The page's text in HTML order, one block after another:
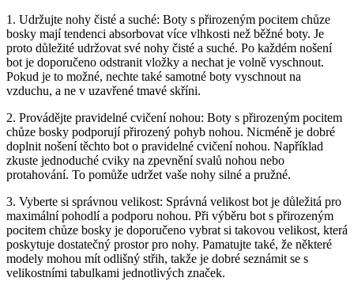
1. Udržujte nohy čisté ⁤a suché: Boty s přirozeným⁤ pocitem chůze
bosky mají ​tendenci absorbovat více ‌vlhkosti než⁤ běžné boty.‌ Je
proto důležité udržovat své nohy čisté ⁣a⁤ suché. Po každém nošení
bot je doporučeno odstranit vložky a nechat je volně vyschnout.
⁣Pokud je to ⁤možné, nechte také samotné boty vyschnout na⁣
vzduchu, a ne v uzavřené tmavé⁢ skříni.
2.‍ Provádějte‌ pravidelné cvičení nohou: Boty s přirozeným pocitem
chůze bosky⁢ podporují přirozený pohyb⁢ nohou. Nicméně je dobré⁤
doplnit nošení těchto bot⁤ o pravidelné cvičení nohou. Například
zkuste jednoduché cviky ‍na zpevnění svalů nohou nebo
protahování. To pomůže udržet vaše nohy silné⁢ a pružné.
3. ⁤Vyberte si správnou velikost:​ Správná velikost ⁢bot ‍je důležitá pro
maximální pohodlí a podporu nohou. Při​ výběru​ bot s⁣ přirozeným
pocitem chůze bosky je doporučeno ⁣vybrat si‍ takovou velikost, která​
poskytuje​ dostatečný prostor pro nohy. Pamatujte​ také, ‌že některé
modely ⁣mohou mít odlišný střih, takže je⁣ dobré seznámit se‍ s
⁣velikostními tabulkami jednotlivých značek.